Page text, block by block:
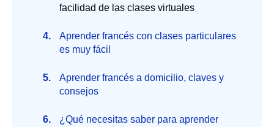
facilidad de las clases virtuales
Aprender francés con clases particulares
es muy fácil
Aprender francés a domicilio, claves y
consejos
¿Qué necesitas saber para aprender